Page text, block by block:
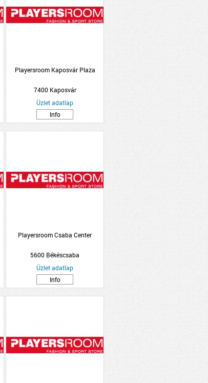
Playersroom Kaposvár Plaza
7400 Kaposvár
Üzlet adatlap
Info
Playersroom Csaba Center
5600 Békéscsaba
Üzlet adatlap
Info